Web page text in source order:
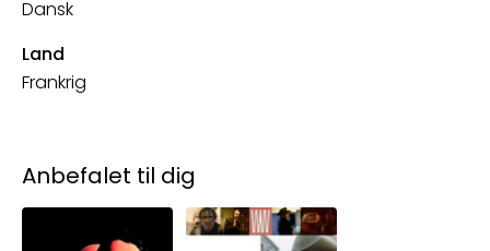
Dansk
Land
Frankrig
Anbefalet til dig